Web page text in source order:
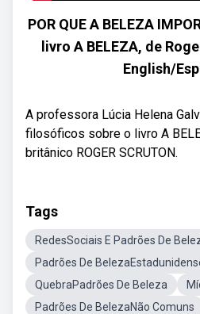
POR QUE A BELEZA
livro A BELEZA, de
English/
A professora Lúcia Helena
filosóficos sobre o livro A
britânico ROGER SCRUTON.
Tags
RedesSociais E Padrões De
Padrões De
QuebraPadrões De Beleza
Padrões De BelezaNão Comuns